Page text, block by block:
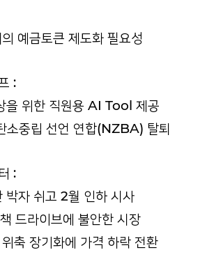
예금토큰 제도화 필요성
:
을 위한 직원용 AI Tool 제공
소중립 선언 연합(NZBA) 탈퇴
:
박자 쉬고 2월 인하 시사
드라이브에 불안한 시장
축 장기화에 가격 하락 전환